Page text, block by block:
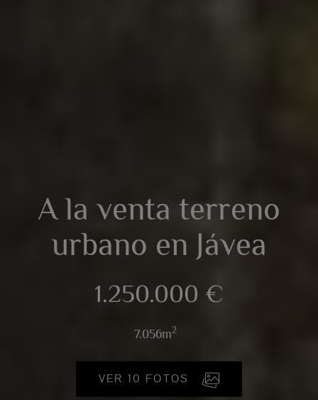
A la venta terreno
urbano en Jávea
1.250.000 €
7.056m2
VER 10 FOTOS